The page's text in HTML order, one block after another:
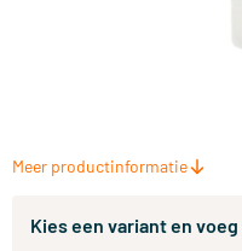
Meer productinformatie
Kies een variant en